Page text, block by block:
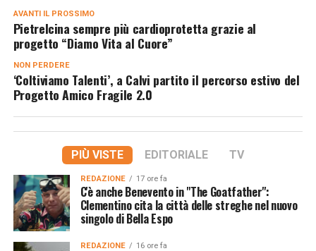
AVANTI IL ​​PROSSIMO
Pietrelcina sempre più cardioprotetta grazie al
progetto “Diamo Vita al Cuore”
NON PERDERE
‘Coltiviamo Talenti’, a Calvi partito il percorso estivo del
Progetto Amico Fragile 2.0
PIÙ VISTE EDITORIALE TV
REDAZIONE 17 ore fa
C'è anche Benevento in "The Goatfather":
Clementino cita la città delle streghe nel nuovo
singolo di Bella Espo
REDAZIONE 16 ore fa